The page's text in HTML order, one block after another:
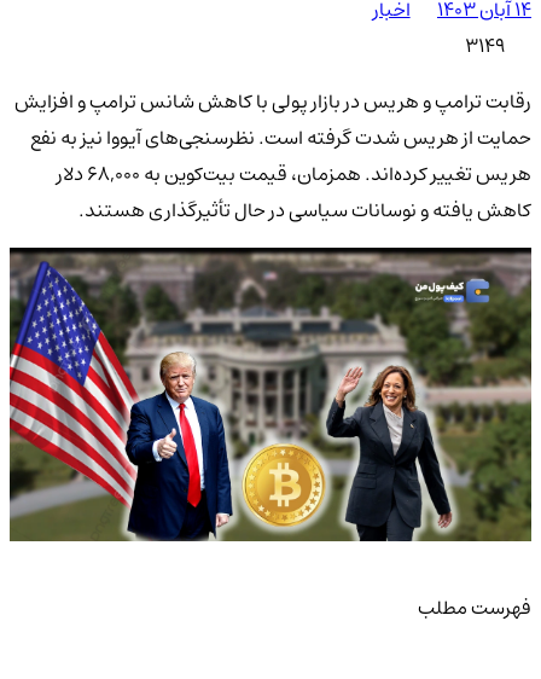
۱۴ آبان ۱۴۰۳
اخبار
3149
رقابت ترامپ و هریس در بازار پولی با کاهش شانس ترامپ و افزایش
حمایت از هریس شدت گرفته است. نظرسنجی‌های آیووا نیز به نفع
هریس تغییر کرده‌اند. همزمان، قیمت بیت‌کوین به ۶۸,۰۰۰ دلار
کاهش یافته و نوسانات سیاسی در حال تأثیرگذاری هستند.
فهرست مطلب